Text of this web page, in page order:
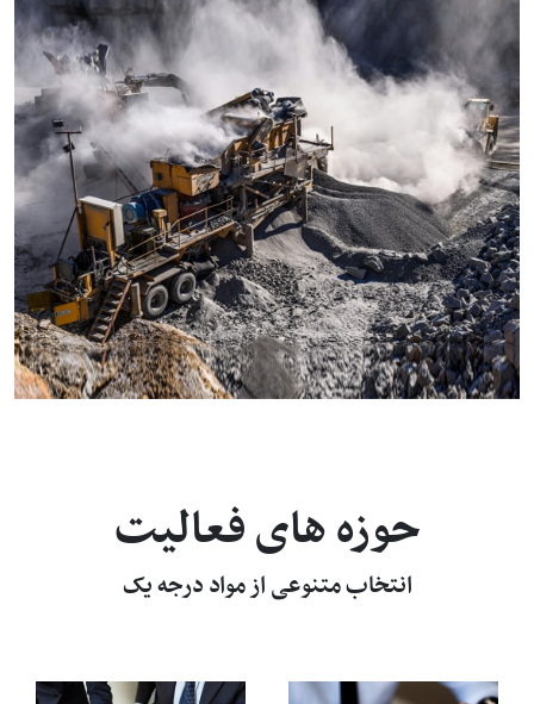
حوزه های فعالیت
انتخاب متنوعی از مواد درجه یک